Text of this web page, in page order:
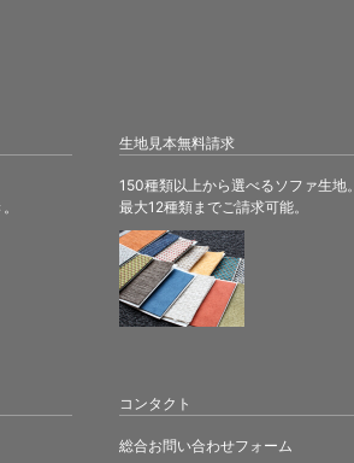
生地見本無料請求
150種類以上から選べるソファ生地。
最大12種類までご請求可能。
コンタクト
総合お問い合わせフォーム